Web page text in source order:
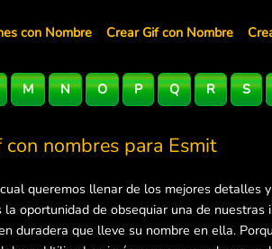
con Nombre Crear Gif con Nombre
M N O P Q R S
nombres para Esmit
queremos llenar de los mejores detalles
oportunidad de obsequiar una de nuestras
duradera que lleve su nombre en ella.